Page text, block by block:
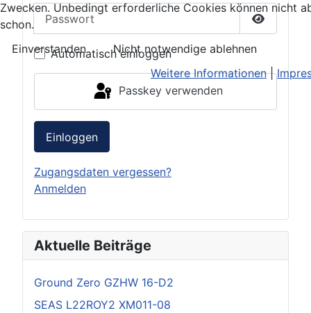
Passwort
Passwort
Automatisch einloggen
Passkey verwenden
Einloggen
Zugangsdaten vergessen?
Anmelden
Aktuelle Beiträge
Ground Zero GZHW 16-D2
SEAS L22ROY2 XM011-08
Zwecken. Unbedingt erforderliche Cookies können nicht
schon.
Einverstanden
Nicht notwendige ablehnen
Weitere Informationen|